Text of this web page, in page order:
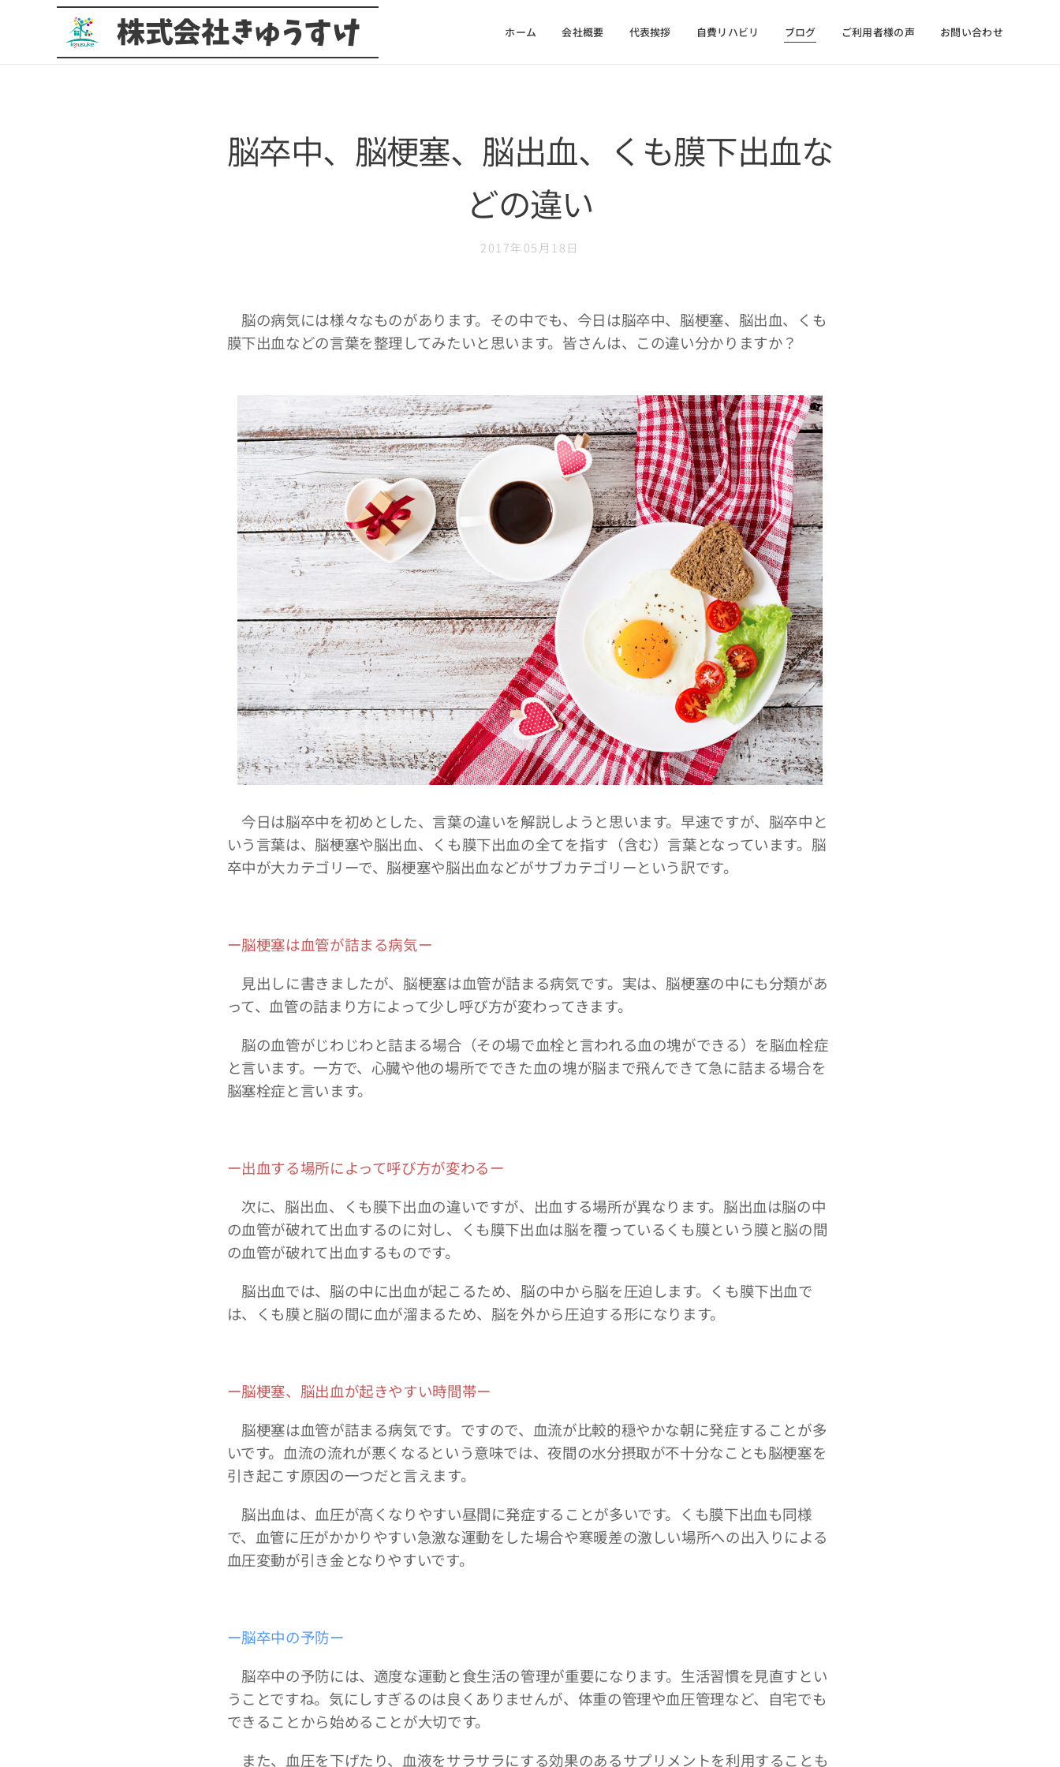
株式会社きゅうすけ ホーム 会社概要 代表挨拶 自費リハビリ ブログ ご利用者様の声 お問い合わせ
脳卒中、脳梗塞、脳出血、くも膜下出血な
どの違い
2017年05月18日
脳の病気には様々なものがあります。その中でも、今日は脳卒中、脳梗塞、脳出血、くも
膜下出血などの言葉を整理してみたいと思います。皆さんは、この違い分かりますか？
今日は脳卒中を初めとした、言葉の違いを解説しようと思います。早速ですが、脳卒中と
いう言葉は、脳梗塞や脳出血、くも膜下出血の全てを指す（含む）言葉となっています。脳
卒中が大カテゴリーで、脳梗塞や脳出血などがサブカテゴリーという訳です。
ー脳梗塞は血管が詰まる病気ー
見出しに書きましたが、脳梗塞は血管が詰まる病気です。実は、脳梗塞の中にも分類があ
って、血管の詰まり方によって少し呼び方が変わってきます。
脳の血管がじわじわと詰まる場合（その場で血栓と言われる血の塊ができる）を脳血栓症
と言います。一方で、心臓や他の場所でできた血の塊が脳まで飛んできて急に詰まる場合を
脳塞栓症と言います。
ー出血する場所によって呼び方が変わるー
次に、脳出血、くも膜下出血の違いですが、出血する場所が異なります。脳出血は脳の中
の血管が破れて出血するのに対し、くも膜下出血は脳を覆っているくも膜という膜と脳の間
の血管が破れて出血するものです。
脳出血では、脳の中に出血が起こるため、脳の中から脳を圧迫します。くも膜下出血で
は、くも膜と脳の間に血が溜まるため、脳を外から圧迫する形になります。
ー脳梗塞、脳出血が起きやすい時間帯ー
脳梗塞は血管が詰まる病気です。ですので、血流が比較的穏やかな朝に発症することが多
いです。血流の流れが悪くなるという意味では、夜間の水分摂取が不十分なことも脳梗塞を
引き起こす原因の一つだと言えます。
脳出血は、血圧が高くなりやすい昼間に発症することが多いです。くも膜下出血も同様
で、血管に圧がかかりやすい急激な運動をした場合や寒暖差の激しい場所への出入りによる
血圧変動が引き金となりやすいです。
ー脳卒中の予防ー
脳卒中の予防には、適度な運動と食生活の管理が重要になります。生活習慣を見直すとい
うことですね。気にしすぎるのは良くありませんが、体重の管理や血圧管理など、自宅でも
できることから始めることが大切です。
また、血圧を下げたり、血液をサラサラにする効果のあるサプリメントを利用することも